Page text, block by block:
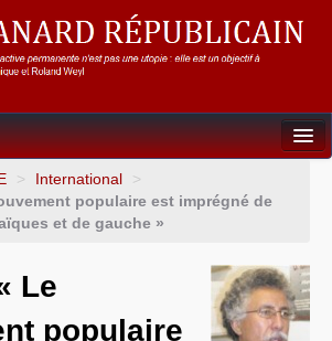
> International
>
populaire est imprégné de
et de gauche »
Le
populaire